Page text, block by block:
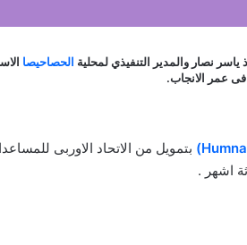
ياسر نصار والمدير التنفيذي لمحلية الحصاحيصا
عمر الانجاب.
بتمويل من الاتحاد الاوربى
اشهر .